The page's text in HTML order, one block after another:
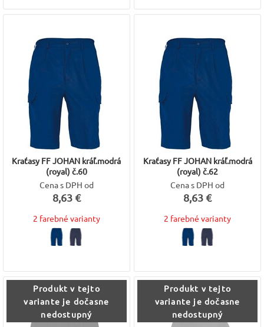
Kraťasy FF JOHAN kráľ.modrá
(royal) č.60
Cena s DPH od
8,63 €
2 farebné varianty
Kraťasy FF JOHAN kráľ.modrá
(royal) č.62
Cena s DPH od
8,63 €
2 farebné varianty
Produkt v tejto
variante je dočasne
nedostupný
Produkt v tejto
variante je dočasne
nedostupný